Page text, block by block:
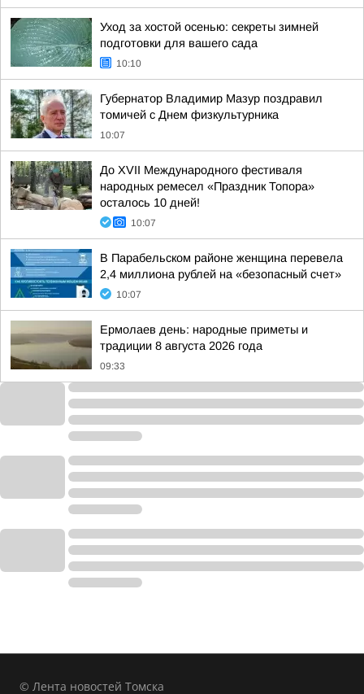
Уход за хостой осенью: секреты зимней
подготовки для вашего сада
10:10
Губернатор Владимир Мазур поздравил
томичей с Днем физкультурника
10:07
До XVII Международного фестиваля
народных ремесел «Праздник Топора»
осталось 10 дней!
10:07
В Парабельском районе женщина перевела
2,4 миллиона рублей на «безопасный счет»
10:07
Ермолаев день: народные приметы и
традиции 8 августа 2026 года
09:33
© Лента новостей Томска